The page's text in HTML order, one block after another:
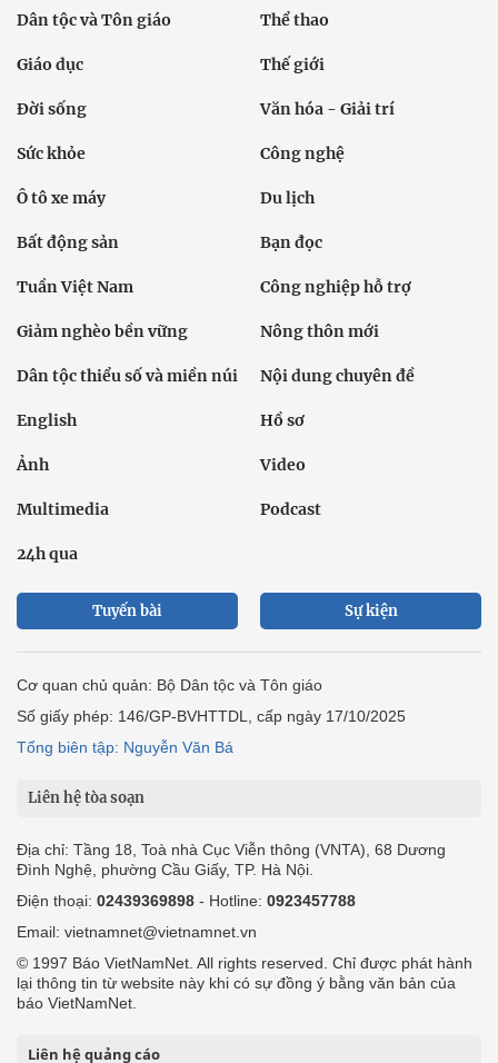
Dân tộc và Tôn giáo Thể thao
Giáo dục Thế giới
Đời sống Văn hóa - Giải trí
Sức khỏe Công nghệ
Ô tô xe máy Du lịch
Bất động sản Bạn đọc
Tuần Việt Nam Công nghiệp hỗ trợ
Giảm nghèo bền vững Nông thôn mới
Dân tộc thiểu số và miền núi Nội dung chuyên đề
English Hồ sơ
Ảnh Video
Multimedia Podcast
24h qua
Tuyến bài Sự kiện
Cơ quan chủ quản: Bộ Dân tộc và Tôn giáo
Số giấy phép: 146/GP-BVHTTDL, cấp ngày 17/10/2025
Tổng biên tập: Nguyễn Văn Bá
Liên hệ tòa soạn
Địa chỉ: Tầng 18, Toà nhà Cục Viễn thông (VNTA), 68 Dương
Đình Nghệ, phường Cầu Giấy, TP. Hà Nội.
Điện thoại: 02439369898 - Hotline: 0923457788
Email: vietnamnet@vietnamnet.vn
© 1997 Báo VietNamNet. All rights reserved. Chỉ được phát hành
lại thông tin từ website này khi có sự đồng ý bằng văn bản của
báo VietNamNet.
Liên hệ quảng cáo